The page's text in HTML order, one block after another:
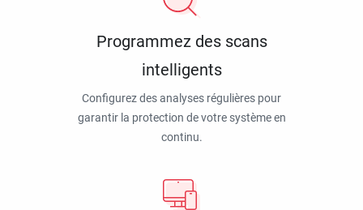
Programmez des scans
intelligents
Configurez des analyses régulières pour
garantir la protection de votre système en
continu.